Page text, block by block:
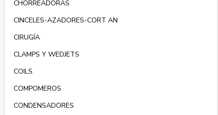
CHORREADORAS
CINCELES-AZADORES-CORT AN
CIRUGÍA
CLAMPS Y WEDJETS
COILS
COMPOMEROS
CONDENSADORES